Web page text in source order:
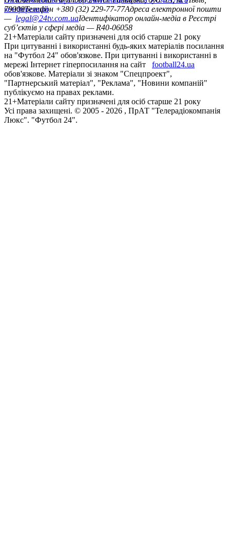
конференцій
79008Телефон +380 (32) 229-77-77Адреса електронної пошти
— legal@24tv.com.uaІдентифікатор онлайн-медіа в Реєстрі
суб’єктів у сфері медіа — R40-06058
21+Матеріали сайту призначені для осіб старше 21 року
При цитуванні і використанні будь-яких матеріалів посилання
на "Футбол 24" обов'язкове. При цитуванні і використанні в
мережі Інтернет гіперпосилання на сайт
football24.ua
обов'язкове. Матеріали зі знаком "Спецпроект",
"Партнерський матеріал", "Реклама", "Новини компаній"
публікуємо на правах реклами.
21+Матеріали сайту призначені для осіб старше 21 року
Усi права захищенi. © 2005 - 2026 , ПрАТ "Телерадіокомпанія
Люкс". "Футбол 24".